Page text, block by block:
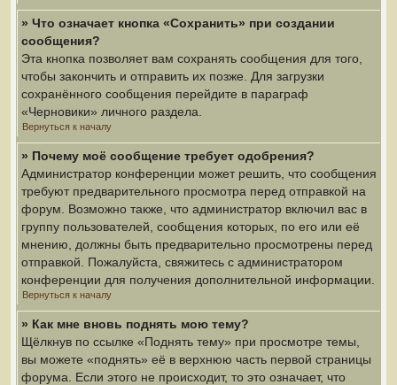
» Что означает кнопка «Сохранить» при создании
сообщения?
Эта кнопка позволяет вам сохранять сообщения для того,
чтобы закончить и отправить их позже. Для загрузки
сохранённого сообщения перейдите в параграф
«Черновики» личного раздела.
Вернуться к началу
» Почему моё сообщение требует одобрения?
Администратор конференции может решить, что сообщения
требуют предварительного просмотра перед отправкой на
форум. Возможно также, что администратор включил вас в
группу пользователей, сообщения которых, по его или её
мнению, должны быть предварительно просмотрены перед
отправкой. Пожалуйста, свяжитесь с администратором
конференции для получения дополнительной информации.
Вернуться к началу
» Как мне вновь поднять мою тему?
Щёлкнув по ссылке «Поднять тему» при просмотре темы,
вы можете «поднять» её в верхнюю часть первой страницы
форума. Если этого не происходит, то это означает, что